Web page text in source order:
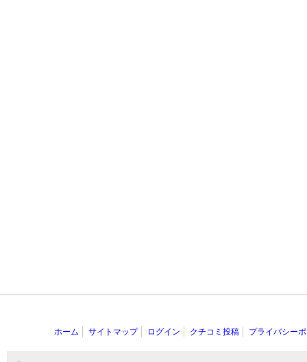
ホーム サイトマップ ログイン クチコミ投稿 プライバシー